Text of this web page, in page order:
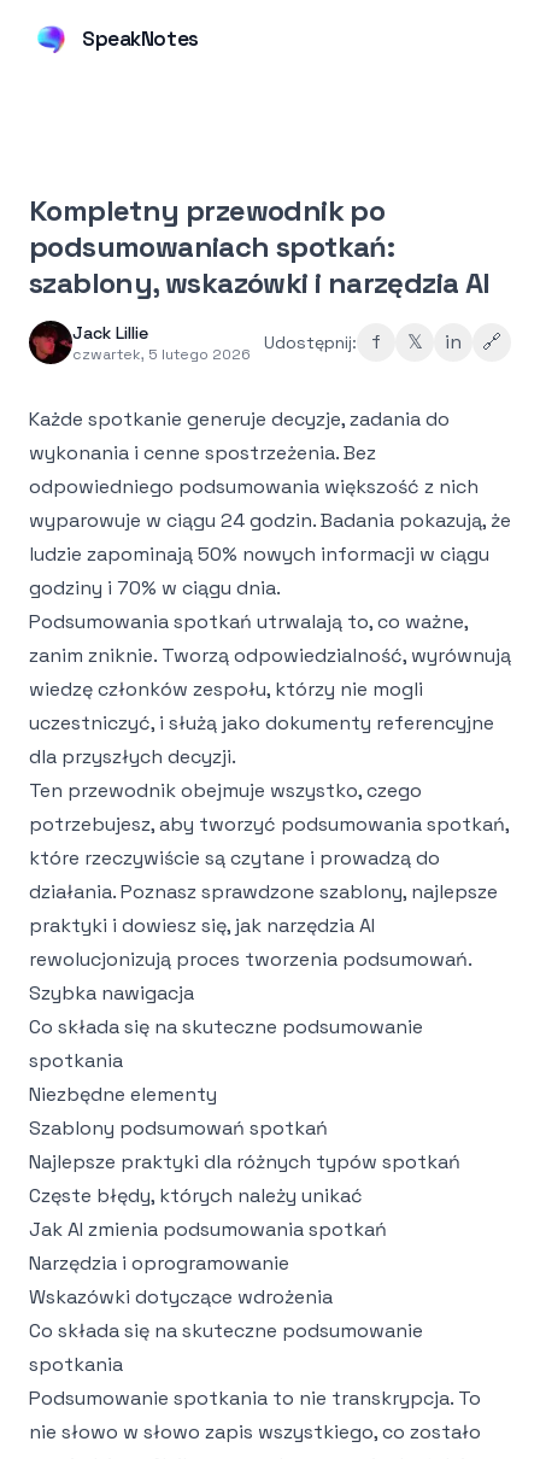
SpeakNotes
Kompletny przewodnik po
podsumowaniach spotkań:
szablony, wskazówki i narzędzia AI
Jack Lillie
czwartek, 5 lutego 2026
Udostępnij: f 𝕏 in 🔗
Każde spotkanie generuje decyzje, zadania do
wykonania i cenne spostrzeżenia. Bez
odpowiedniego podsumowania większość z nich
wyparowuje w ciągu 24 godzin. Badania pokazują, że
ludzie zapominają 50% nowych informacji w ciągu
godziny i 70% w ciągu dnia.
Podsumowania spotkań utrwalają to, co ważne,
zanim zniknie. Tworzą odpowiedzialność, wyrównują
wiedzę członków zespołu, którzy nie mogli
uczestniczyć, i służą jako dokumenty referencyjne
dla przyszłych decyzji.
Ten przewodnik obejmuje wszystko, czego
potrzebujesz, aby tworzyć podsumowania spotkań,
które rzeczywiście są czytane i prowadzą do
działania. Poznasz sprawdzone szablony, najlepsze
praktyki i dowiesz się, jak narzędzia AI
rewolucjonizują proces tworzenia podsumowań.
Szybka nawigacja
Co składa się na skuteczne podsumowanie
spotkania
Niezbędne elementy
Szablony podsumowań spotkań
Najlepsze praktyki dla różnych typów spotkań
Częste błędy, których należy unikać
Jak AI zmienia podsumowania spotkań
Narzędzia i oprogramowanie
Wskazówki dotyczące wdrożenia
Co składa się na skuteczne podsumowanie
spotkania
Podsumowanie spotkania to nie transkrypcja. To
nie słowo w słowo zapis wszystkiego, co zostało